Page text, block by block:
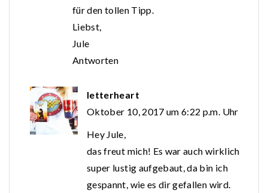
für den tollen Tipp.
Liebst,
Jule
Antworten
letterheart
Oktober 10, 2017 um 6:22 p.m. Uhr
Hey Jule,
das freut mich! Es war auch wirklich
super lustig aufgebaut, da bin ich
gespannt, wie es dir gefallen wird.